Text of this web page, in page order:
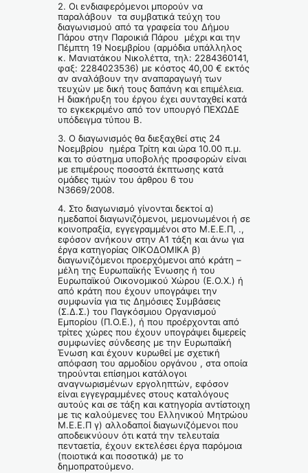
2. Οι ενδιαφερόμενοι μπορούν να
παραλάβουν τα συμβατικά τεύχη του
διαγωνισμού από τα γραφεία του Δήμου
Πάρου στην Παροικιά Πάρου μέχρι και την
Πέμπτη 19 Νοεμβρίου (αρμόδια υπάλληλος
κ. Μανιατάκου Νικολέττα, τηλ: 2284360141,
φαξ: 2284023536) με κόστος 40,00 € εκτός
αν αναλάβουν την αναπαραγωγή των
τευχών με δική τους δαπάνη και επιμέλεια.
Η διακήρυξη του έργου έχει συνταχθεί κατά
το εγκεκριμένο από τον υπουργό ΠΕΧΩΔΕ
υπόδειγμα τύπου Β.
3. Ο διαγωνισμός θα διεξαχθεί στις 24
Νοεμβρίου ημέρα Τρίτη και ώρα 10.00 π.μ.
και το σύστημα υποβολής προσφορών είναι
με επιμέρους ποσοστά έκπτωσης κατά
ομάδες τιμών του άρθρου 6 του
Ν3669/2008.
4. Στο διαγωνισμό γίνονται δεκτοί α)
ημεδαποί διαγωνιζόμενοι, μεμονωμένοι ή σε
κοινοπραξία, εγγεγραμμένοι στο Μ.Ε.Ε.Π, .,
εφόσον ανήκουν στην Α1 τάξη και άνω για
έργα κατηγορίας ΟΙΚΟΔΟΜΙΚΑ β)
διαγωνιζόμενοι προερχόμενοι από κράτη –
μέλη της Ευρωπαϊκής Ένωσης ή του
Ευρωπαϊκού Οικονομικού Χώρου (Ε.Ο.Χ.) ή
από κράτη που έχουν υπογράψει την
συμφωνία για τις Δημόσιες Συμβάσεις
(Σ.Δ.Σ.) του Παγκόσμιου Οργανισμού
Εμπορίου (Π.Ο.Ε.), ή που προέρχονται από
τρίτες χώρες που έχουν υπογράψει διμερείς
συμφωνίες σύνδεσης με την Ευρωπαϊκή
Ένωση και έχουν κυρωθεί με σχετική
απόφαση του αρμοδίου οργάνου , στα οποία
τηρούνται επίσημοι κατάλογοι
αναγνωρισμένων εργοληπτών, εφόσον
είναι εγγεγραμμένες στους καταλόγους
αυτούς και σε τάξη και κατηγορία αντίστοιχη
με τις καλούμενες του Ελληνικού Μητρώου
Μ.Ε.Ε.Π γ) αλλοδαποί διαγωνιζόμενοι που
αποδεικνύουν ότι κατά την τελευταία
πενταετία, έχουν εκτελέσει έργα παρόμοια
(ποιοτικά και ποσοτικά) με το
δημοπρατούμενο.